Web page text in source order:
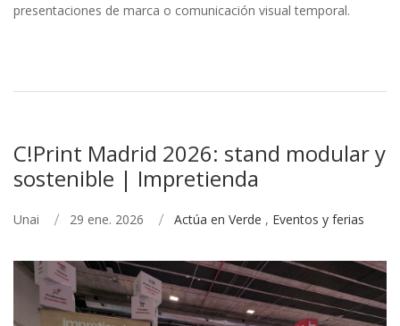
presentaciones de marca o comunicación visual temporal.
C!Print Madrid 2026: stand modular y
sostenible | Impretienda
Unai 29 ene. 2026 Actúa en Verde , Eventos y ferias